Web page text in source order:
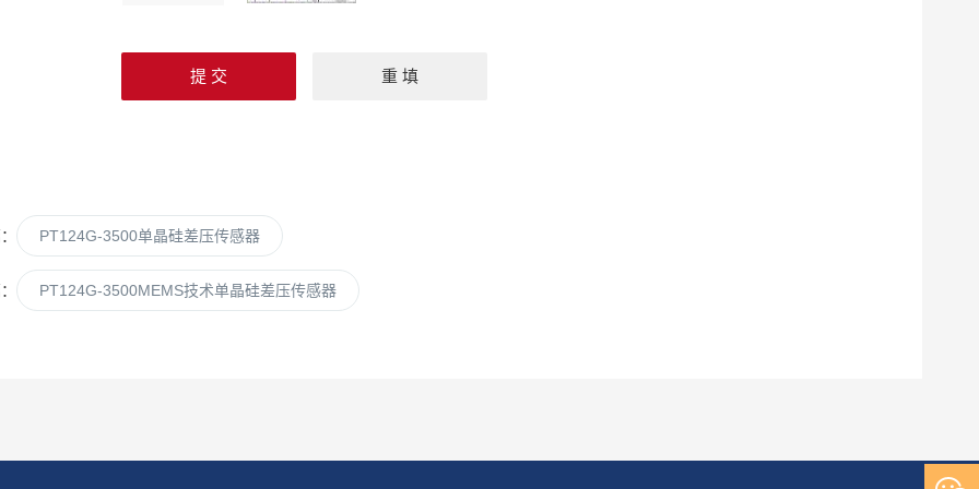
PT124G-3500单晶硅差压传感器
PT124G-3500MEMS技术单晶硅差压传感器